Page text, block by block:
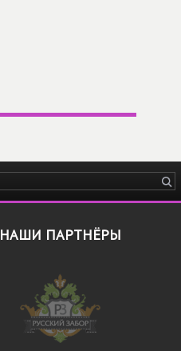
НАШИ ПАРТНЁРЫ